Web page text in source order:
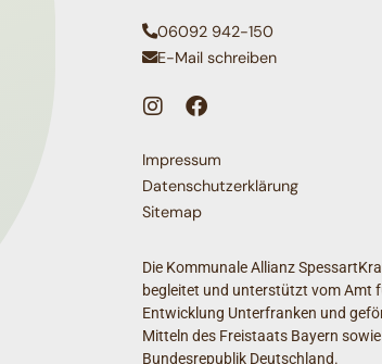
06092 942-150
E-Mail schreiben
Impressum
Datenschutzerklärung
Sitemap
Die Kommunale Allianz
begleitet und unterstützt vom Amt
Entwicklung Unterfranken und
Mitteln des Freistaats Bayern
Bundesrepublik Deutschland.